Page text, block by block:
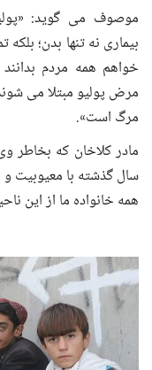
موصوف می گوید:
بیماری نه تنها بدن؛
خواهم همه مردم
مرض پولیو مبتلا می
مرگ است».
سال گذشته با معیوبیت
همه خانواده ما از این